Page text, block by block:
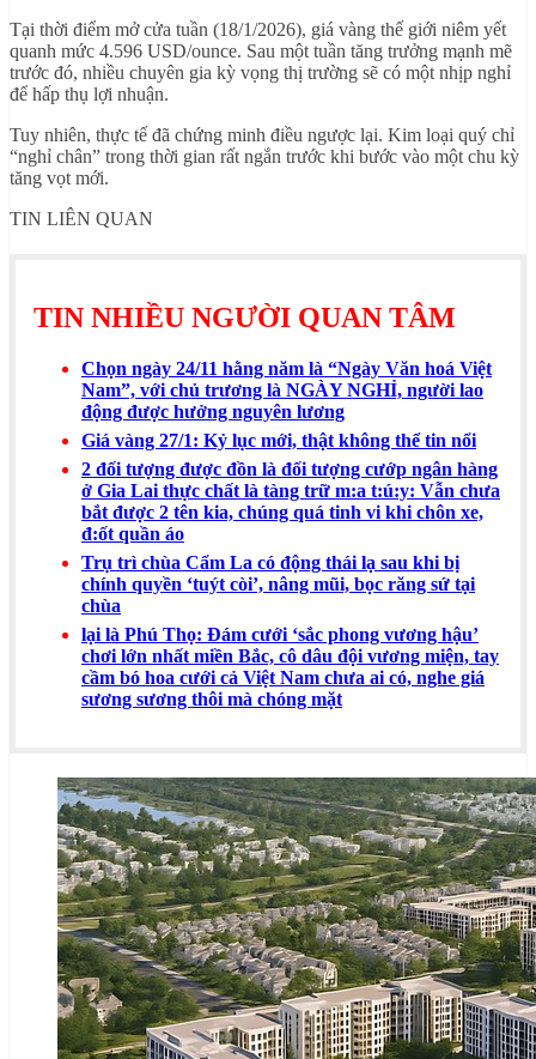
Tại thời điểm mở cửa tuần (18/1/2026), giá vàng thế giới niêm yết
quanh mức 4.596 USD/ounce. Sau một tuần tăng trưởng mạnh mẽ
trước đó, nhiều chuyên gia kỳ vọng thị trường sẽ có một nhịp nghỉ
để hấp thụ lợi nhuận.
Tuy nhiên, thực tế đã chứng minh điều ngược lại. Kim loại quý chỉ
“nghỉ chân” trong thời gian rất ngắn trước khi bước vào một chu kỳ
tăng vọt mới.
TIN LIÊN QUAN
TIN NHIỀU NGƯỜI QUAN TÂM
Chọn ngày 24/11 hằng năm là “Ngày Văn hoá Việt
Nam”, với chủ trương là NGÀY NGHỈ, người lao
động được hưởng nguyên lương
Giá vàng 27/1: Kỷ lục mới, thật không thể tin nổi
2 đối tượng được đồn là đối tượng cướp ngân hàng
ở Gia Lai thực chất là tàng trữ m:a t:ú:y: Vẫn chưa
bắt được 2 tên kia, chúng quá tinh vi khi chôn xe,
đ:ốt quần áo
Trụ trì chùa Cẩm La có động thái lạ sau khi bị
chính quyền ‘tuýt còi’, nâng mũi, bọc răng sứ tại
chùa
lại là Phú Thọ: Đám cưới ‘sắc phong vương hậu’
chơi lớn nhất miền Bắc, cô dâu đội vương miện, tay
cầm bó hoa cưới cả Việt Nam chưa ai có, nghe giá
sương sương thôi mà chóng mặt